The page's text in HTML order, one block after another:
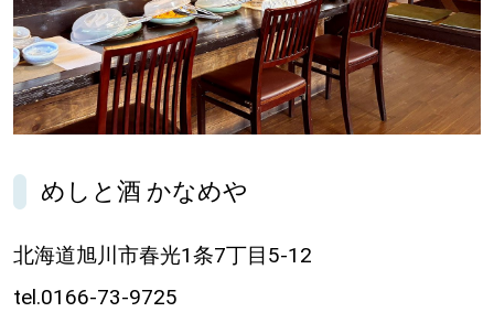
運営会社
情報提供・お問い合わせ 利用規約
めしと酒 かなめや
北海道旭川市春光1条7丁目5-12
tel.0166-73-9725